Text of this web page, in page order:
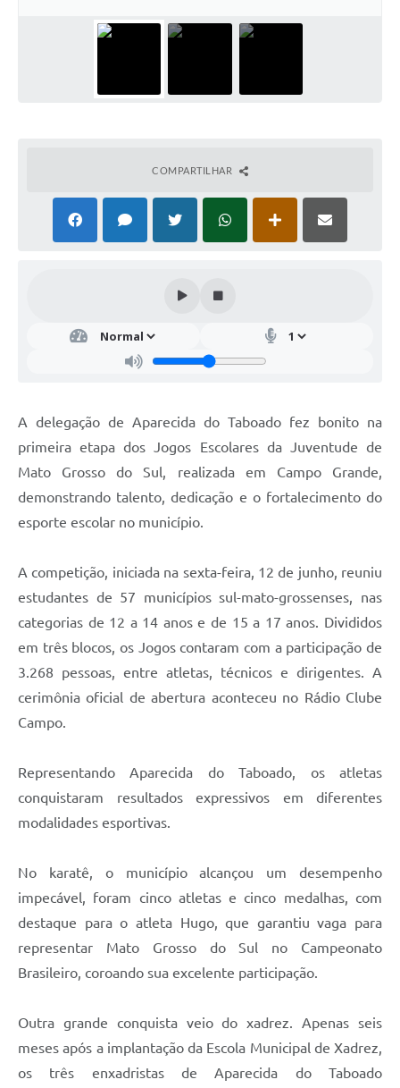
COMPARTILHAR
A delegação de Aparecida do Taboado fez bonito na
primeira etapa dos Jogos Escolares da Juventude de
Mato Grosso do Sul, realizada em Campo Grande,
demonstrando talento, dedicação e o fortalecimento do
esporte escolar no município.
A competição, iniciada na sexta-feira, 12 de junho, reuniu
estudantes de 57 municípios sul-mato-grossenses, nas
categorias de 12 a 14 anos e de 15 a 17 anos. Divididos
em três blocos, os Jogos contaram com a participação de
3.268 pessoas, entre atletas, técnicos e dirigentes. A
cerimônia oficial de abertura aconteceu no Rádio Clube
Campo.
Representando Aparecida do Taboado, os atletas
conquistaram resultados expressivos em diferentes
modalidades esportivas.
No karatê, o município alcançou um desempenho
impecável, foram cinco atletas e cinco medalhas, com
destaque para o atleta Hugo, que garantiu vaga para
representar Mato Grosso do Sul no Campeonato
Brasileiro, coroando sua excelente participação.
Outra grande conquista veio do xadrez. Apenas seis
meses após a implantação da Escola Municipal de Xadrez,
os três enxadristas de Aparecida do Taboado